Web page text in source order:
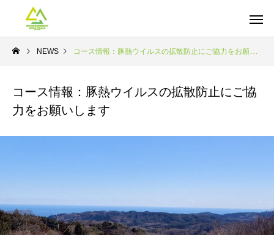
NEWS コース情報：豚熱ウイルスの拡散防止にご協力をお願いします
コース情報：豚熱ウイルスの拡散防止にご協
力をお願いします